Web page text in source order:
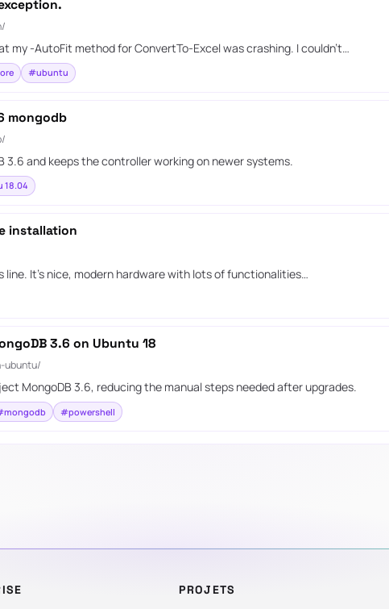
my -AutoFit method for ConvertTo-Excel was crashing. I couldn’t…
#ubuntu
mongodb
3.6 and keeps the controller working on newer systems.
installation
line. It’s nice, modern hardware with lots of functionalities…
3.6 on Ubuntu 18
ubuntu/
MongoDB 3.6, reducing the manual steps needed after upgrades.
#powershell
PROJETS